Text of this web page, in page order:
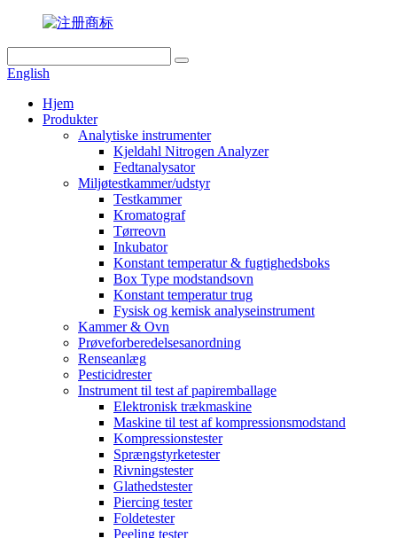
English
Hjem
Produkter
Analytiske instrumenter
Kjeldahl Nitrogen Analyzer
Fedtanalysator
Miljøtestkammer/udstyr
Testkammer
Kromatograf
Tørreovn
Inkubator
Konstant temperatur & fugtighedsboks
Box Type modstandsovn
Konstant temperatur trug
Fysisk og kemisk analyseinstrument
Kammer & Ovn
Prøveforberedelsesanordning
Renseanlæg
Pesticidrester
Instrument til test af papiremballage
Elektronisk trækmaskine
Maskine til test af kompressionsmodstand
Kompressionstester
Sprængstyrketester
Rivningstester
Glathedstester
Piercing tester
Foldetester
Peeling tester